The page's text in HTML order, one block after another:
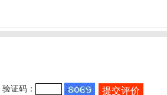
验证码：